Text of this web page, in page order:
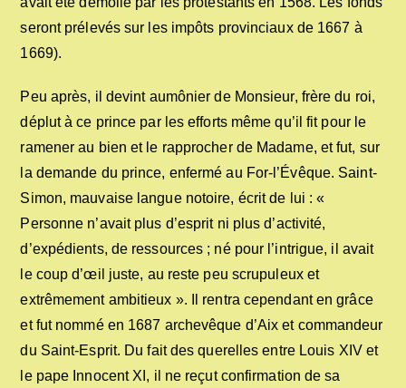
seront prélevés sur les impôts provinciaux de 1667 à
1669).
Peu après, il devint aumônier de Monsieur, frère du roi,
déplut à ce prince par les efforts même qu’il fit pour le
ramener au bien et le rapprocher de Madame, et fut, sur
la demande du prince, enfermé au For-l’Évêque. Saint-
Simon, mauvaise langue notoire, écrit de lui : «
Personne n’avait plus d’esprit ni plus d’activité,
d’expédients, de ressources ; né pour l’intrigue, il avait
le coup d’œil juste, au reste peu scrupuleux et
extrêmement ambitieux ». Il rentra cependant en grâce
et fut nommé en 1687 archevêque d’Aix et commandeur
du Saint-Esprit. Du fait des querelles entre Louis XIV et
le pape Innocent XI, il ne reçut confirmation de sa